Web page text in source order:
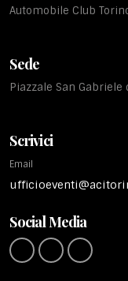
Automobile Club
Sede
Piazzale San Gabriele
Scrivici
Email
Social Media